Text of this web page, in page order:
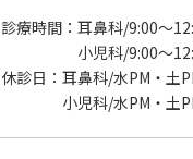
診療時間： 耳鼻科/9:00～
小児科/9:00～
休診日： 耳鼻科/水PM・土
小児科/水PM・土